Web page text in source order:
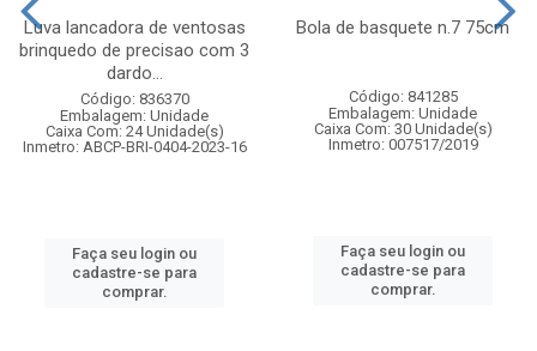
Luva lancadora de ventosas
brinquedo de precisao com 3
dardo...
Código: 836370
Embalagem: Unidade
Caixa Com: 24 Unidade(s)
Inmetro: ABCP-BRI-0404-2023-16
Faça seu login ou
cadastre-se para
comprar.
Bola de basquete n.7 75cm
Código: 841285
Embalagem: Unidade
Caixa Com: 30 Unidade(s)
Inmetro: 007517/2019
Faça seu login ou
cadastre-se para
comprar.